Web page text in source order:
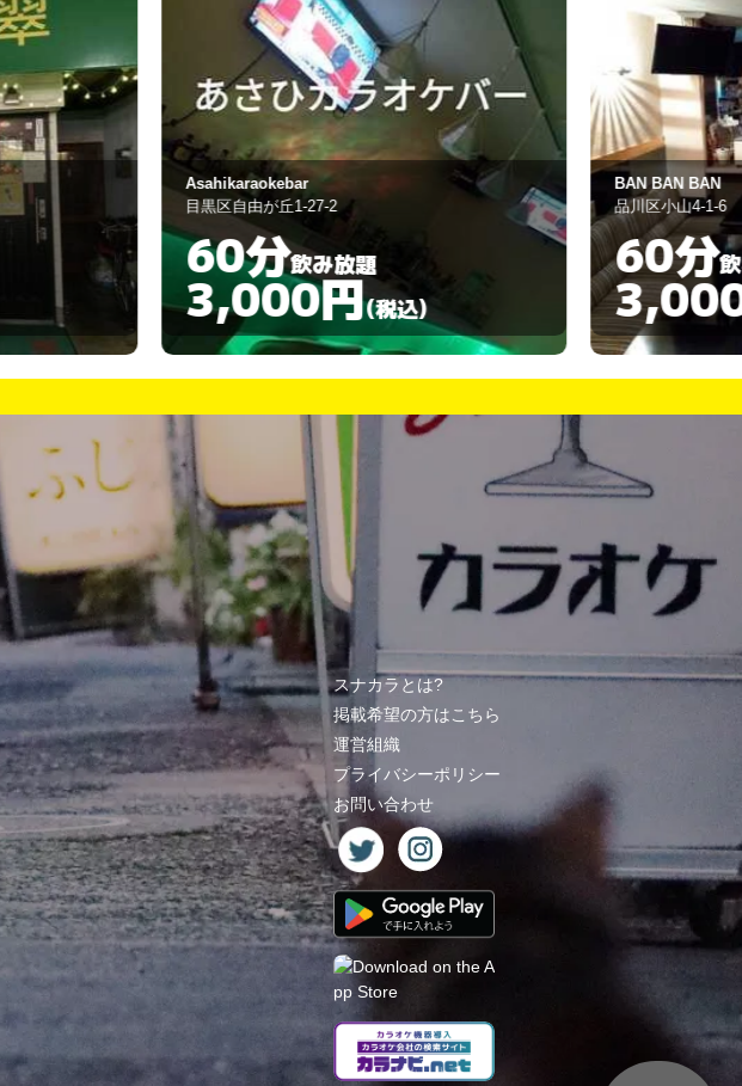
BAN BAN BAN
品川区小山4-1-6
60分飲み放題
3,000円(税込)
新台北
世田谷区池尻2-
60分
スナカラとは?
掲載希望の方はこちら
運営組織
プライバシーポリシー
お問い合わせ